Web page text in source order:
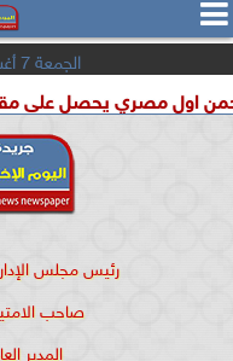

الجمعة 7 أغسطس 2026
يحصل على مقعد النواب
رئيس مجلس
صاحب
المدير